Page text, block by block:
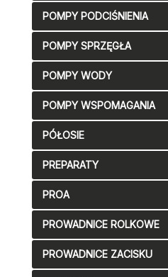
POMPY PODCIŚNIENIA
POMPY SPRZĘGŁA
POMPY WODY
POMPY WSPOMAGANIA
PÓŁOSIE
PREPARATY
PROA
PROWADNICE ROLKOWE
PROWADNICE ZACISKU